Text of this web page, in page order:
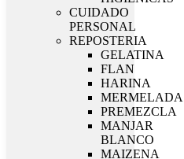
CUIDADO
PERSONAL
REPOSTERIA
GELATINA
FLAN
HARINA
MERMELADA
PREMEZCLA
MANJAR
BLANCO
MAIZENA